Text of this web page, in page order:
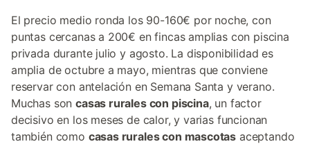
El precio medio ronda los 90-160€ por noche, con
puntas cercanas a 200€ en fincas amplias con piscina
privada durante julio y agosto. La disponibilidad es
amplia de octubre a mayo, mientras que conviene
reservar con antelación en Semana Santa y verano.
Muchas soncasas rurales con piscina, un factor
decisivo en los meses de calor, y varias funcionan
también como casas rurales con mascotas aceptando